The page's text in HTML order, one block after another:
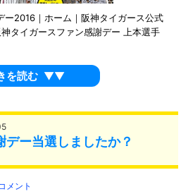
ー2016｜ホーム｜阪神タイガース公式
タイガースファン感謝デー 上本選手
を読む ▼▼
デー当選しましたか？
メント